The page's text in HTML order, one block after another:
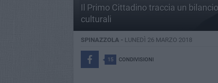
Il Primo Cittadino traccia un
culturali
SPINAZZOLA - LUNEDÌ 26 MARZO 2018
15 CONDIVISIONI